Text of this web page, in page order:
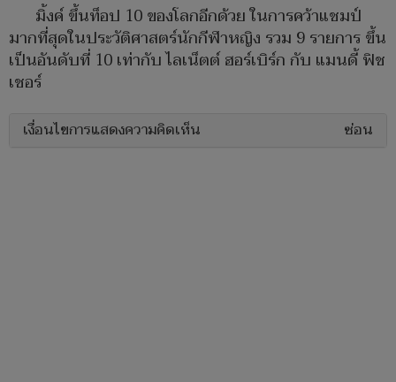
มิ้งค์ ขึ้นท็อป 10 ของโลกอีกด้วย ในการคว้าแชมป์
มากที่สุดในประวัติศาสตร์นักกีฬาหญิง รวม 9 รายการ ขึ้น
เป็นอันดับที่ 10 เท่ากับ ไลเน็ตต์ ฮอร์เบิร์ก กับ แมนดี้ ฟิช
เชอร์
เงื่อนไขการแสดงความคิดเห็น ซ่อน